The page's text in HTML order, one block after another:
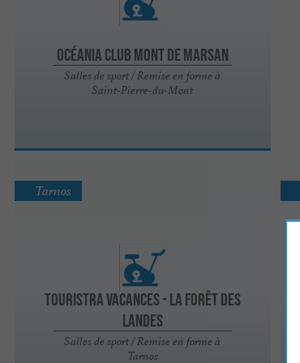
Océania club MONT DE MARSAN
Salles de sport / Remise en forme à
Saint-Pierre-du-Mont
Touristra Vacances - La Forêt des
Landes
Salles de sport / Remise en forme à
Tarnos
Tarnos